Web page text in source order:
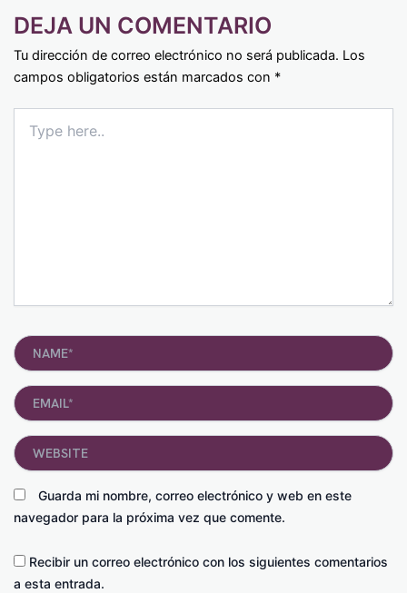
DEJA UN COMENTARIO
Tu dirección de correo electrónico no será publicada. Los
campos obligatorios están marcados con *
here..
Name*
Email*
Guarda mi nombre, correo electrónico y web en este
navegador para la próxima vez que comente.
Website
Recibir un correo electrónico con los siguientes comentarios
a esta entrada.